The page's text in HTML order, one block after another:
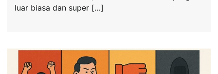
luar biasa dan super […]